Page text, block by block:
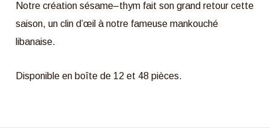
Notre création sésame–thym fait son grand retour cette
saison, un clin d’œil à notre fameuse mankouché
libanaise.
Disponible en boîte de 12 et 48 pièces.